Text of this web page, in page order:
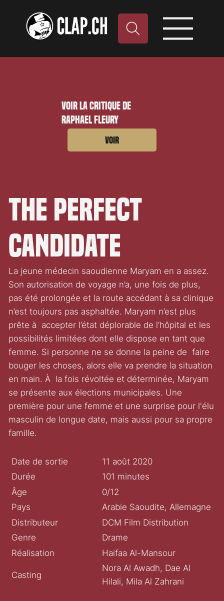
Voir la critique de
Raphael Fleury
Voir
The Perfect
Candidate
La jeune médecin saoudienne Maryam en a assez.
Son autorisation de voyage n’a, une fois de plus,
pas été prolongée et la route accédant à sa clinique
n’est toujours pas asphaltée. Maryam n’est plus
prête à accepter l’état déplorable de l’hôpital et les
possibilités limitées dont elle dispose en tant que
femme. Si personne ne se donne la peine de faire
bouger les choses, alors elle va prendre la situation
en main. À la fois révoltée et déterminée, Maryam
se présente aux élections municipales. Une
première pour une femme et une surprise pour l'élu
masculin de longue date, mais aussi pour sa propre
famille.
Date de sortie
11 août 2020
Durée
101 minutes
Âge
0/12
Pays
Arabie Saoudite, Allemagne
Distributeur
DCM Film Distribution
Genre
Drame
Réalisation
Haifaa Al-Mansour
Casting
Nora Al Awadh, Dae Al
Hilali, Mila Al Zahrani